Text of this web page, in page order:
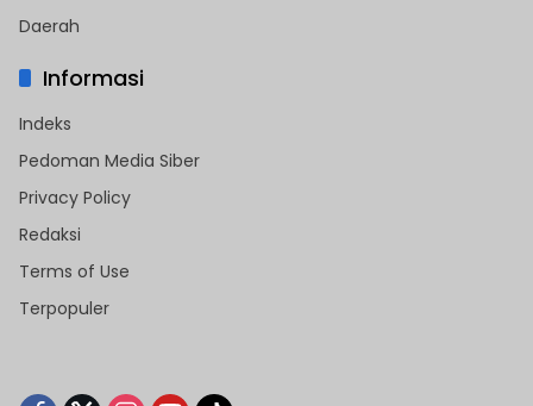
Daerah
Informasi
Indeks
Pedoman Media Siber
Privacy Policy
Redaksi
Terms of Use
Terpopuler